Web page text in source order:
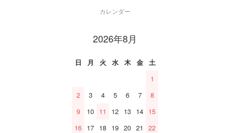
カレンダー
2026年8月
日 月 火 水 木 金
土
1
2
3 4 5 6 7
8
9
10 11 12 13 14 15
16 17 18 19 20 21
22